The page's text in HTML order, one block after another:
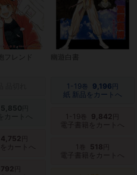
フレンド
5,850
カートへ
4,752
をカートへ
792
幽遊白書
1-19巻 9,196 円
紙 新品をカートへ
1-19 9,842
電子書籍をカートへ
1 518
電子書籍をカートへ